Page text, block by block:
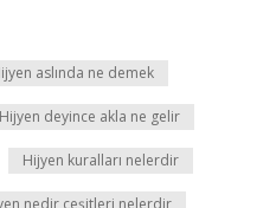
aslında ne demek
Hijyen deyince akla ne gelir
Hijyen kuralları nelerdir
nedir çeşitleri nelerdir